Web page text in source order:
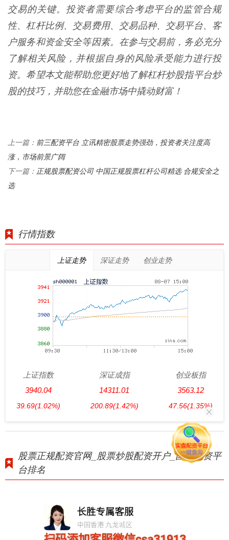
交易的关键。投资者需要综合考虑平台的监管合规
性、杠杆比例、交易费用、交易品种、交易平台、客
户服务和资金安全等因素。在参与交易前，务必充分
了解相关风险，并根据自身的风险承受能力进行投
资。希望本文能帮助您更好地了解杠杆炒股指平台炒
股的技巧，并助您在金融市场中撬动财富！
上一篇： 前三配资平台 立讯精密股票走势强劲，投资者关注度高
涨，市场前景广阔
下一篇： 正规股票配资公司 中国正规股票杠杆公司精选 合规安全之
选
行情指数
上证走势 深证走势 创业走势
上证指数
3940.04
39.69(1.02%)
深证成指
14311.01
200.89(1.42%)
创业板指
3563.12
47.56(1.35%)
股票正规配资官网_股票炒股配资开户_国内配资平
台排名